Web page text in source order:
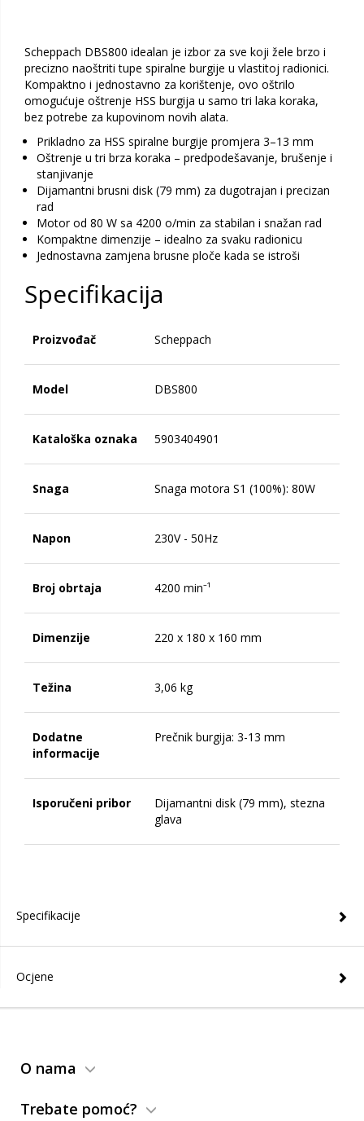
Scheppach DBS800 idealan je izbor za sve koji žele brzo i
precizno naoštriti tupe spiralne burgije u vlastitoj radionici.
Kompaktno i jednostavno za korištenje, ovo oštrilo
omogućuje oštrenje HSS burgija u samo tri laka koraka,
bez potrebe za kupovinom novih alata.
Prikladno za HSS spiralne burgije promjera 3–13 mm
Oštrenje u tri brza koraka – predpodešavanje, brušenje i
stanjivanje
Dijamantni brusni disk (79 mm) za dugotrajan i precizan
rad
Motor od 80 W sa 4200 o/min za stabilan i snažan rad
Kompaktne dimenzije – idealno za svaku radionicu
Jednostavna zamjena brusne ploče kada se istroši
Specifikacija
Proizvođač Scheppach
Model DBS800
Kataloška oznaka 5903404901
Snaga Snaga motora S1 (100%): 80W
Napon 230V - 50Hz
Broj obrtaja 4200 min⁻¹
Dimenzije 220 x 180 x 160 mm
Težina 3,06 kg
Dodatne
informacije
Prečnik burgija: 3-13 mm
Isporučeni pribor
Dijamantni disk (79 mm), stezna
glava
Specifikacije
Ocjene
O nama
Trebate pomoć?